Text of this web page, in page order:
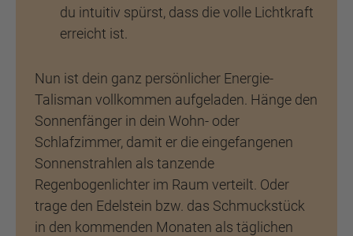
du intuitiv spürst, dass die volle Lichtkraft
erreicht ist.
Nun ist dein ganz persönlicher Energie-
Talisman vollkommen aufgeladen. Hänge den
Sonnenfänger in dein Wohn- oder
Schlafzimmer, damit er die eingefangenen
Sonnenstrahlen als tanzende
Regenbogenlichter im Raum verteilt. Oder
trage den Edelstein bzw. das Schmuckstück
in den kommenden Monaten als täglichen